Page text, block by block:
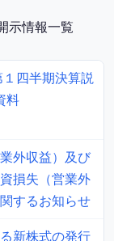
示情報一覧
四半期決算説
料
外収益）及び
損失（営業外
するお知らせ
新株式の発行